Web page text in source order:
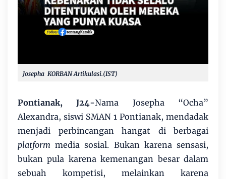
Josepha KORBAN Artikulasi.(IST)
Pontianak, J24-Nama Josepha “Ocha”
Alexandra, siswi SMAN 1 Pontianak, mendadak
menjadi perbincangan hangat di berbagai
platform media sosial. Bukan karena sensasi,
bukan pula karena kemenangan besar dalam
sebuah kompetisi, melainkan karena